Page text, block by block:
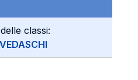
classi: